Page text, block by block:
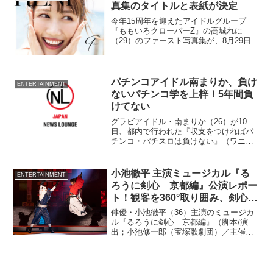
真集のタイトルと表紙が決定
今年15周年を迎えたアイドルグループ
『ももいろクローバーZ』の高城れに
（29）のファースト写真集が、8月29日に
リータレント写真...
ENTERTAINMENT
パチンコアイドル南まりか、負け
ないパチンコ学を上梓！5年間負
けてない
グラビアイドル・南まりか（26）が10
日、都内で行われた『収支をつければパ
チンコ・パチスロは負けない』（ワニブ
ライベートでも“打つ”という南は、高校で
取得した簿記1級...
ENTERTAINMENT
小池徹平 主演ミュージカル『る
ろうに剣心 京都編』公演レポー
ト！観客を360°取り囲み、剣心ら
が縦横無尽に走る！歌う！戦う！
俳優・小池徹平（36）主演のミュージカ
ル『るろうに剣心 京都編』（脚本/演
出；小池修一郎（宝塚歌劇団）／主催：